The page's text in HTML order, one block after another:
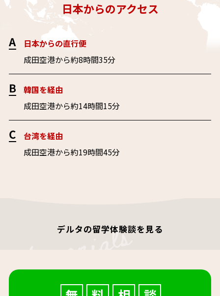
日本からのアクセス
日本からの直行便
成田空港から約8時間35分
韓国を経由
成田空港から約14時間15分
台湾を経由
成田空港から約19時間45分
デルタの留学体験談を見る